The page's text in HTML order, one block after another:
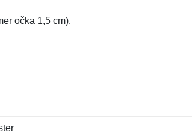
očka 1,5 cm).